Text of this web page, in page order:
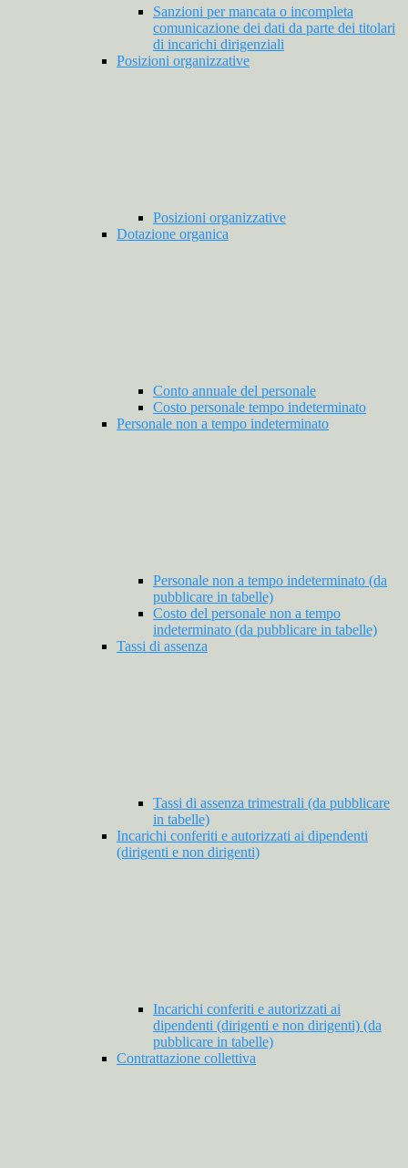
Sanzioni per mancata o incompleta
comunicazione dei dati da parte dei titolari
di incarichi dirigenziali
Posizioni organizzative
Posizioni organizzative
Dotazione organica
Conto annuale del personale
Costo personale tempo indeterminato
Personale non a tempo indeterminato
Personale non a tempo indeterminato (da
pubblicare in tabelle)
Costo del personale non a tempo
indeterminato (da pubblicare in tabelle)
Tassi di assenza
Tassi di assenza trimestrali (da pubblicare
in tabelle)
Incarichi conferiti e autorizzati ai dipendenti
(dirigenti e non dirigenti)
Incarichi conferiti e autorizzati ai
dipendenti (dirigenti e non dirigenti) (da
pubblicare in tabelle)
Contrattazione collettiva